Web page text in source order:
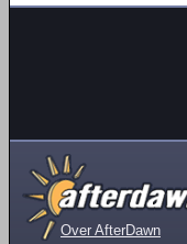
Over AfterDawn